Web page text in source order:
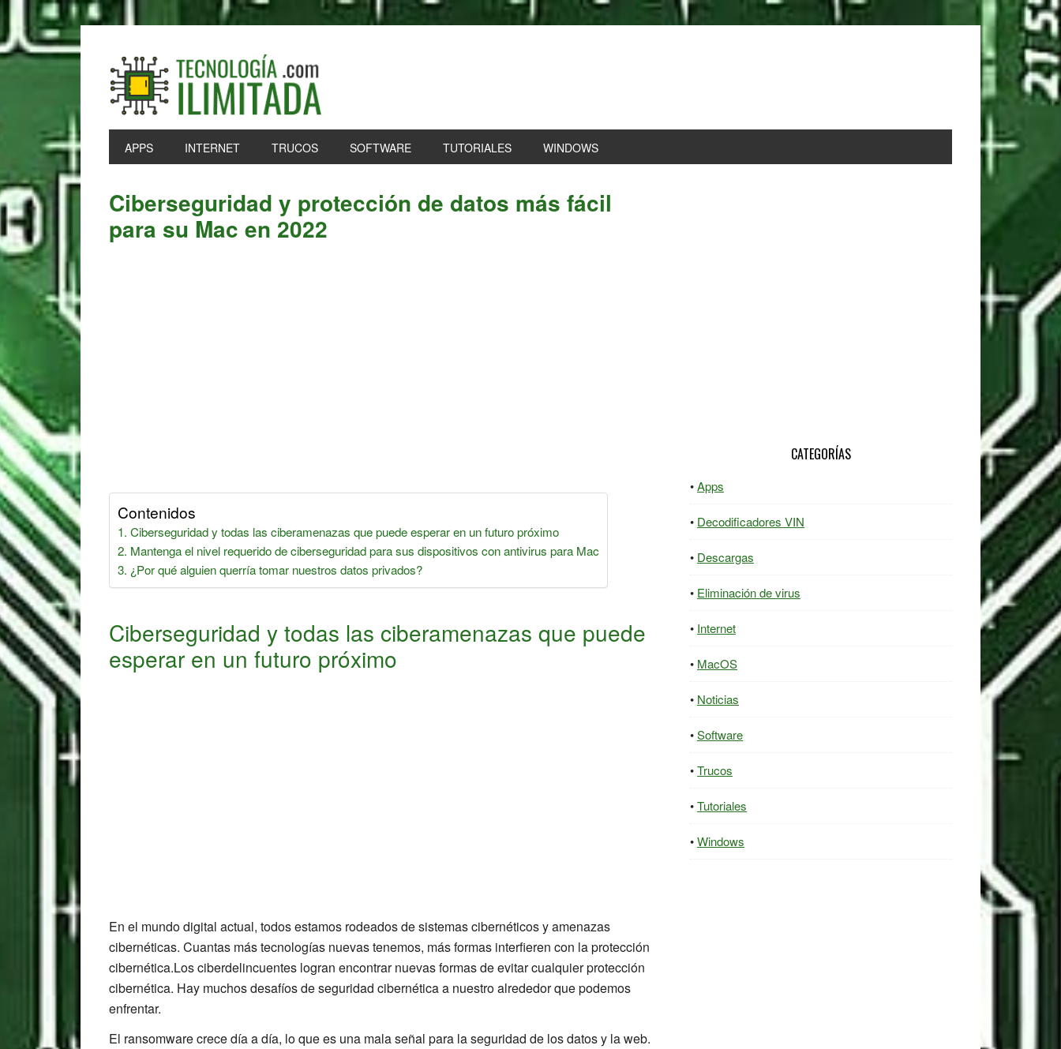
Skip
to
primary
Skip
to
main
Skip
to
primary
Skip
to
footer
APPS INTERNET TRUCOS SOFTWARE TUTORIALES WINDOWS
Ciberseguridad y protección de datos más fácil
para su Mac en 2022
Contenidos
Ciberseguridad y todas las ciberamenazas que puede esperar en un futuro próximo
Mantenga el nivel requerido de ciberseguridad para sus dispositivos con antivirus para Mac
¿Por qué alguien querría tomar nuestros datos privados?
Ciberseguridad y todas las ciberamenazas que puede
esperar en un futuro próximo
En el mundo digital actual, todos estamos rodeados de sistemas cibernéticos y amenazas
cibernéticas. Cuantas más tecnologías nuevas tenemos, más formas interfieren con la protección
cibernética.Los ciberdelincuentes logran encontrar nuevas formas de evitar cualquier protección
cibernética. Hay muchos desafíos de seguridad cibernética a nuestro alrededor que podemos
enfrentar.
El ransomware crece día a día, lo que es una mala señal para la seguridad de los datos y la web.
CATEGORÍAS
Apps
Decodificadores VIN
Descargas
Eliminación de virus
Internet
MacOS
Noticias
Software
Trucos
Tutoriales
Windows